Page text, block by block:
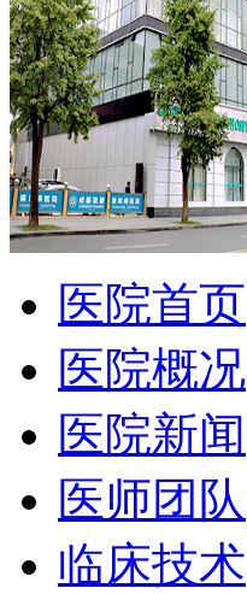
医院首页
医院概况
医院新闻
医师团队
临床技术